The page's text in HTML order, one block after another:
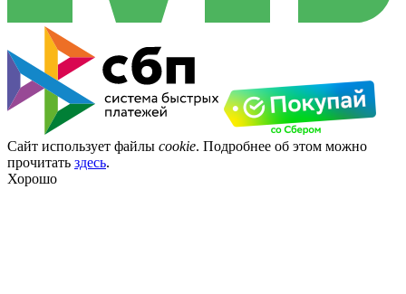
Сайт использует файлы cookie. Подробнее об этом можно
прочитать здесь.
Хорошо